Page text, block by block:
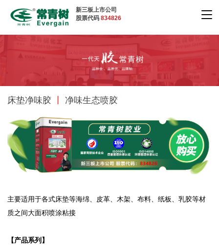
新三板上市公司
股票代码 834826
床垫净味胶 净味生态喷胶
主要适用于各式床垫等海绵、皮革、木架、布料、纸板、乳胶等材
质之间大面积喷涂粘接
【产品系列】